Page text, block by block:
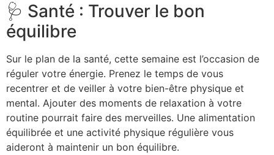
🩺 Santé : Trouver le bon
équilibre
Sur le plan de la santé, cette semaine est l’occasion de
réguler votre énergie. Prenez le temps de vous
recentrer et de veiller à votre bien-être physique et
mental. Ajouter des moments de relaxation à votre
routine pourrait faire des merveilles. Une alimentation
équilibrée et une activité physique régulière vous
aideront à maintenir un bon équilibre.